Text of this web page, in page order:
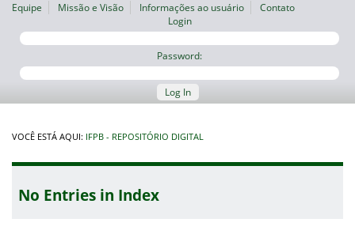
Equipe Missão e Visão Informações ao usuário
Contato
Login
Password:
Log In
VOCÊ ESTÁ AQUI: IFPB - REPOSITÓRIO DIGITAL
No Entries in Index